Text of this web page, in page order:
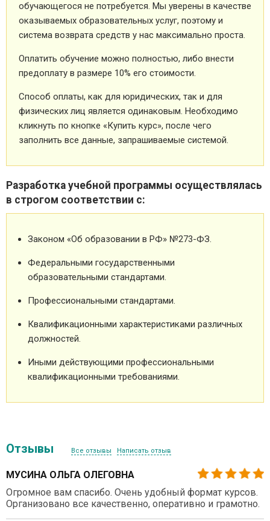
обучающегося не потребуется. Мы уверены в качестве
оказываемых образовательных услуг, поэтому и
система возврата средств у нас максимально проста.
Оплатить обучение можно полностью, либо внести
предоплату в размере 10% его стоимости.
Способ оплаты, как для юридических, так и для
физических лиц является одинаковым. Необходимо
кликнуть по кнопке «Купить курс», после чего
заполнить все данные, запрашиваемые системой.
Разработка учебной программы осуществлялась
в строгом соответствии с:
Законом «Об образовании в РФ» №273-ФЗ.
Федеральными государственными
образовательными стандартами.
Профессиональными стандартами.
Квалификационными характеристиками различных
должностей.
Иными действующими профессиональными
квалификационными требованиями.
Отзывы Все отзывы Написать отзыв
МУСИНА ОЛЬГА ОЛЕГОВНА
Огромное вам спасибо. Очень удобный формат курсов.
Организовано все качественно, оперативно и грамотно.